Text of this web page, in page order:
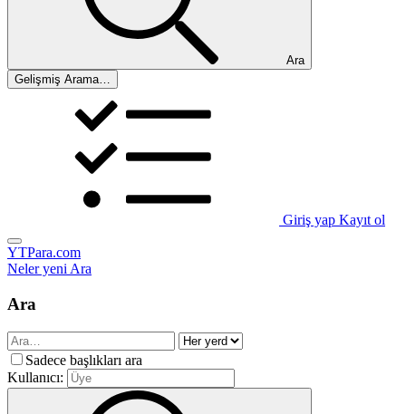
Ara
Gelişmiş Arama…
Giriş yap Kayıt ol
YTPara.com
Neler yeniAra
Ara
Sadece başlıkları ara
Kullanıcı: